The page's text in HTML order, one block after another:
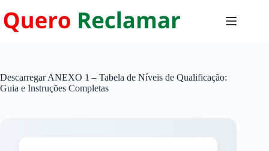
para
o
Descarregar ANEXO 1 – Tabela de Níveis de Qualificação:
Guia e Instruções Completas